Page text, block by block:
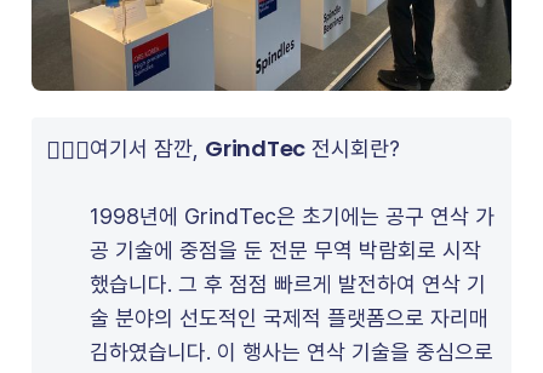
👷🏻‍♀️여기서 잠깐, GrindTec 전시회란?
1998년에 GrindTec은 초기에는 공구 연삭 가
공 기술에 중점을 둔 전문 무역 박람회로 시작
했습니다. 그 후 점점 빠르게 발전하여 연삭 기
술 분야의 선도적인 국제적 플랫폼으로 자리매
김하였습니다. 이 행사는 연삭 기술을 중심으로